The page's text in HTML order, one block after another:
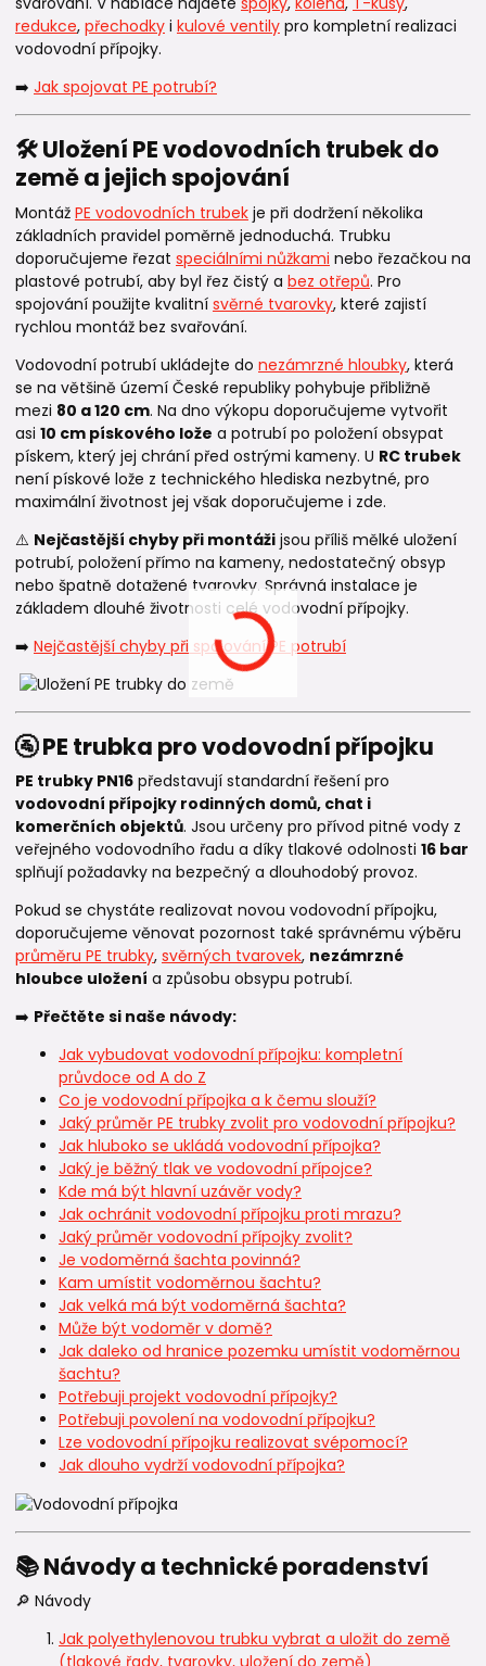
redukce, přechodky i kulové ventily pro kompletní realizaci
vodovodní přípojky.
➡️ Jak spojovat PE potrubí?
🛠️ Uložení PE vodovodních trubek do
země a jejich spojování
Montáž PE vodovodních trubek je při dodržení několika
základních pravidel poměrně jednoduchá. Trubku
doporučujeme řezat speciálními nůžkami nebo řezačkou na
plastové potrubí, aby byl řez čistý a bez otřepů. Pro
spojování použijte kvalitní svěrné tvarovky, které zajistí
rychlou montáž bez svařování.
Vodovodní potrubí ukládejte do nezámrzné hloubky, která
se na většině území České republiky pohybuje přibližně
mezi 80 a 120 cm. Na dno výkopu doporučujeme vytvořit
asi 10 cm pískového lože a potrubí po položení obsypat
pískem, který jej chrání před ostrými kameny. U RC trubek
není pískové lože z technického hlediska nezbytné, pro
maximální životnost jej však doporučujeme i zde.
⚠️ Nejčastější chyby při montáži jsou příliš mělké uložení
potrubí, položení přímo na kameny, nedostatečný obsyp
nebo špatně dotažené tvarovky. Správná instalace je
základem dlouhé životnosti celé vodovodní přípojky.
➡️ Nejčastější chyby při spojování PE potrubí
🚰 PE trubka pro vodovodní přípojku
PE trubky PN16 představují standardní řešení pro
vodovodní přípojky rodinných domů, chat i
komerčních objektů. Jsou určeny pro přívod pitné vody z
veřejného vodovodního řadu a díky tlakové odolnosti 16 bar
splňují požadavky na bezpečný a dlouhodobý provoz.
Pokud se chystáte realizovat novou vodovodní přípojku,
doporučujeme věnovat pozornost také správnému výběru
průměru PE trubky, svěrných tvarovek, nezámrzné
hloubce uložení a způsobu obsypu potrubí.
➡️ Přečtěte si naše návody:
Jak vybudovat vodovodní přípojku: kompletní
průvdoce od A do Z
Co je vodovodní přípojka a k čemu slouží?
Jaký průměr PE trubky zvolit pro vodovodní přípojku?
Jak hluboko se ukládá vodovodní přípojka?
Jaký je běžný tlak ve vodovodní přípojce?
Kde má být hlavní uzávěr vody?
Jak ochránit vodovodní přípojku proti mrazu?
Jaký průměr vodovodní přípojky zvolit?
Je vodoměrná šachta povinná?
Kam umístit vodoměrnou šachtu?
Jak velká má být vodoměrná šachta?
Může být vodoměr v domě?
Jak daleko od hranice pozemku umístit vodoměrnou
šachtu?
Potřebuji projekt vodovodní přípojky?
Potřebuji povolení na vodovodní přípojku?
Lze vodovodní přípojku realizovat svépomocí?
Jak dlouho vydrží vodovodní přípojka?
📚 Návody a technické poradenství
🔎 Návody
Jak polyethylenovou trubku vybrat a uložit do země